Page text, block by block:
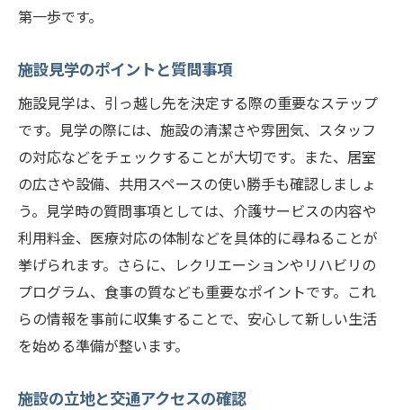
第一歩です。
施設見学のポイントと質問事項
施設見学は、引っ越し先を決定する際の重要なステップ
です。見学の際には、施設の清潔さや雰囲気、スタッフ
の対応などをチェックすることが大切です。また、居室
の広さや設備、共用スペースの使い勝手も確認しましょ
う。見学時の質問事項としては、介護サービスの内容や
利用料金、医療対応の体制などを具体的に尋ねることが
挙げられます。さらに、レクリエーションやリハビリの
プログラム、食事の質なども重要なポイントです。これ
らの情報を事前に収集することで、安心して新しい生活
を始める準備が整います。
施設の立地と交通アクセスの確認